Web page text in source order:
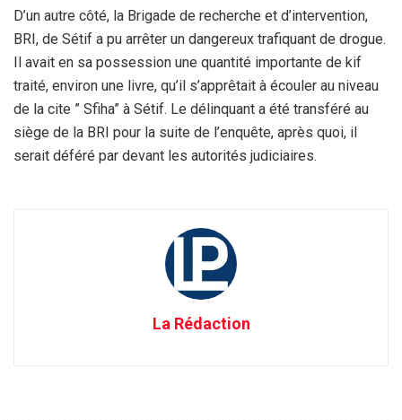
D’un autre côté, la Brigade de recherche et d’intervention,
BRI, de Sétif a pu arrêter un dangereux trafiquant de drogue.
Il avait en sa possession une quantité importante de kif
traité, environ une livre, qu’il s’apprêtait à écouler au niveau
de la cite ” Sfiha” à Sétif. Le délinquant a été transféré au
siège de la BRI pour la suite de l’enquête, après quoi, il
serait déféré par devant les autorités judiciaires.
La Rédaction